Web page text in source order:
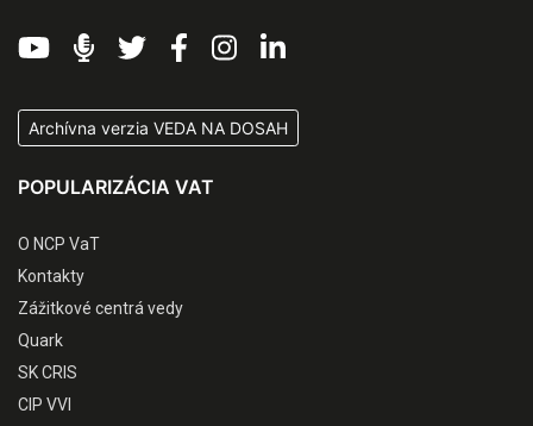
Archívna verzia VEDA NA DOSAH
POPULARIZÁCIA VAT
O NCP VaT
Kontakty
Zážitkové centrá vedy
Quark
SK CRIS
CIP VVI